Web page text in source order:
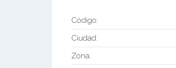
Código:
Ciudad:
Zona: